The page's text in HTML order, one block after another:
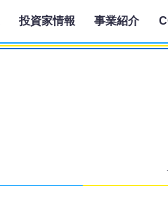
投資家情報 事業紹介